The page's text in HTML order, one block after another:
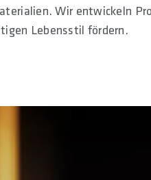
Wir entwickeln
Lebensstil fördern.